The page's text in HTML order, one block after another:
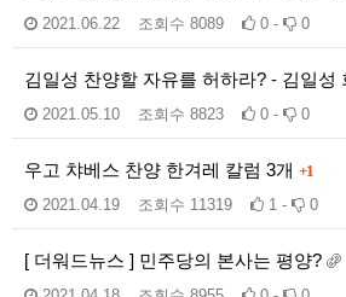
2021.06.22 조회수 8089 0 - 0
김일성 찬양할 자유를 허하라? - 김일
2021.05.10 조회수 8823 0 - 0
우고 챠베스 찬양 한겨레 칼럼 3개 +1
2021.04.19 조회수 11319 1 - 0
[ 더워드뉴스 ] 민주당의 본사는 평양?